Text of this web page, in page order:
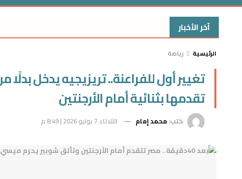
آخر الأخبار
الرئيسية رياضة
تغيير أول للفراعنة.. تريزيجيه يدخل
تقدمها بثنائية أمام الأرجنتين
كتب: محمد إمام الثلاثاء 7 يوليو 2026 | 8:49 م